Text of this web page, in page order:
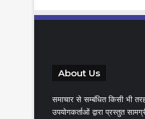
About Us
समाचार से सम्बंधित किसी भी
उपयोगकर्ताओं द्वारा प्रस्तुत